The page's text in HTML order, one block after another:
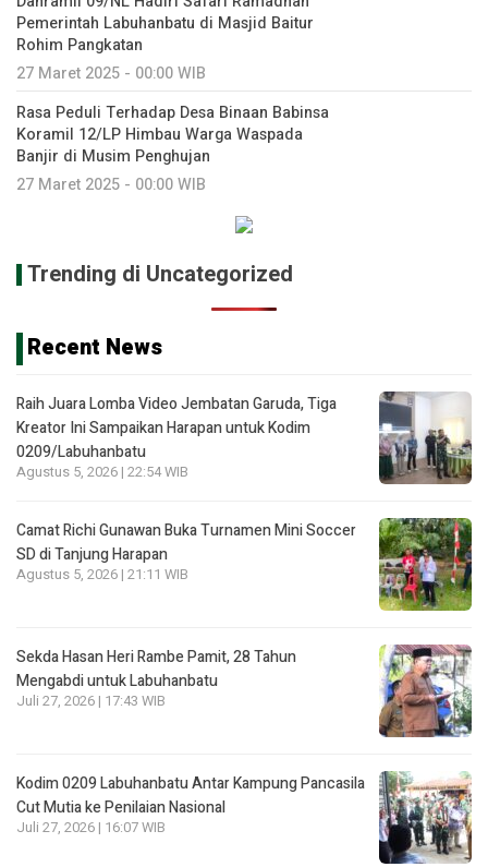
Pemerintah Labuhanbatu di Masjid Baitur
Rohim Pangkatan
27 Maret 2025 - 00:00 WIB
Rasa Peduli Terhadap Desa Binaan Babinsa
Koramil 12/LP Himbau Warga Waspada
Banjir di Musim Penghujan
27 Maret 2025 - 00:00 WIB
Trending di Uncategorized
Recent News
Raih Juara Lomba Video Jembatan Garuda, Tiga
Kreator Ini Sampaikan Harapan untuk Kodim
0209/Labuhanbatu
Agustus 5, 2026 | 22:54 WIB
Camat Richi Gunawan Buka Turnamen Mini Soccer
SD di Tanjung Harapan
Agustus 5, 2026 | 21:11 WIB
Sekda Hasan Heri Rambe Pamit, 28 Tahun
Mengabdi untuk Labuhanbatu
Juli 27, 2026 | 17:43 WIB
Kodim 0209 Labuhanbatu Antar Kampung Pancasila
Cut Mutia ke Penilaian Nasional
Juli 27, 2026 | 16:07 WIB